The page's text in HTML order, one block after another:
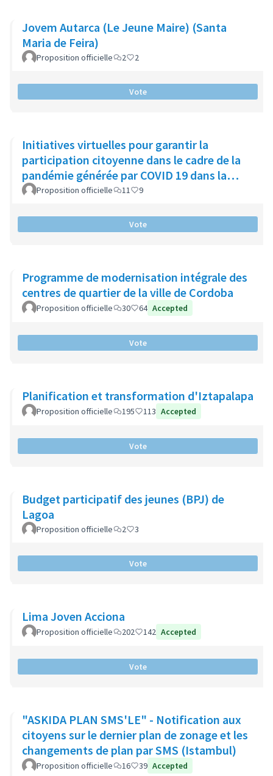
Jovem Autarca (Le Jeune Maire) (Santa
Maria de Feira)
Proposition officielle 2 2
Vote
Initiatives virtuelles pour garantir la
participation citoyenne dans le cadre de la
pandémie générée par COVID 19 dans la
municipalité de Chía
Proposition officielle 11 9
Vote
Programme de modernisation intégrale des
centres de quartier de la ville de Cordoba
Proposition officielle 30 64 Accepted
Vote
Planification et transformation d'Iztapalapa
Proposition officielle 195 113 Accepted
Vote
Budget participatif des jeunes (BPJ) de
Lagoa
Proposition officielle 2 3
Vote
Lima Joven Acciona
Proposition officielle 202 142 Accepted
Vote
"ASKIDA PLAN SMS'LE" - Notification aux
citoyens sur le dernier plan de zonage et les
changements de plan par SMS (Istambul)
Proposition officielle 16 39 Accepted